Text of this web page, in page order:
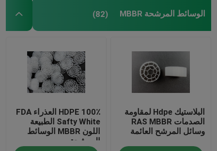
الوسائط المرشحة MBBR (82)
البلاستيك Hdpe لمقاومة
الصدمات RAS MBBR
وسائل المرشح العائمة
100٪ HDPE العذراء FDA
Safty White الطبيعة
اللون MBBR الوسائط
المرشحة